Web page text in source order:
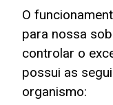
O
para nossa
controlar o
possui as
organismo: